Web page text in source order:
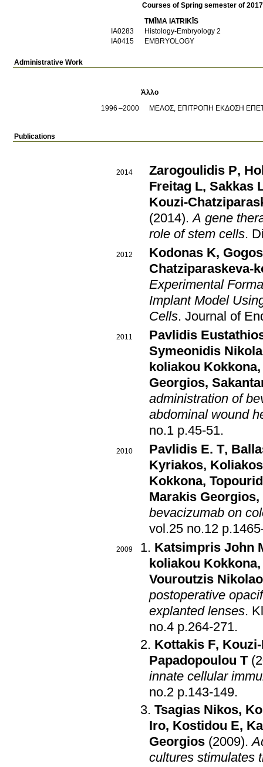
Courses of Spring semester of
TMĪMA IATRIKĪS
ΙΑ0283
Histology-Embryology 2
ΙΑ0415
EMBRYOLOGY
Administrative Work
Άλλο
1996
2000 ΜΕΛΟΣ, ΕΠΙΤΡΟΠΗ ΕΚΔΟΣΗ
Publications
2014 Zarogoulidis P,
Freitag L, Sakkas
Kouzi-
(2014).A gene
role of stem cells.
2012 Kodonas K,
Chatziparaskeva-
Experimental
Implant Model
Cells. Journal of
2011
Pavlidis
Symeonidis
koliakou Kokkona
Georgios,
administration of
abdominal wound
no.1 p.45-51.
2010 Pavlidis E. T,
Kyriakos,
Kokkona,
Marakis Georgios,
bevacizumab on
vol.25 no.12
2009
Katsimpris John
koliakou Kokkona
Vouroutzis
postoperative
explanted lenses.
no.4 p.264-271.
Kottakis F,
Papadopoulou T
innate cellular
no.2 p.143-149.
Tsagias Nikos,
Iro, Kostidou E,
Georgios (2009).
cultures stimulates